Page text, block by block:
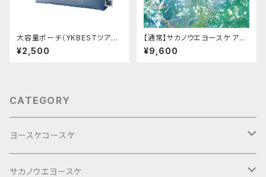
大容量ポーチ（YKBESTツア
ー）
¥2,500
【通常】サカノウエヨースケ アル
バム「Hello!! Sunshine, Beau
tiful」
¥9,600
CATEGORY
ヨースケコースケ
ぶらり旅2017Short
サカノウエヨースケ